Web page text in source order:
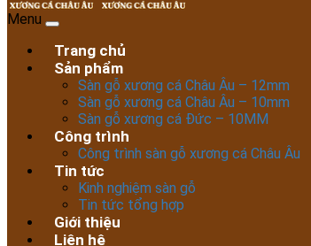
Menu
Trang chủ
Sản phẩm
Sàn gỗ xương cá Châu Âu – 12mm
Sàn gỗ xương cá Châu Âu – 10mm
Sàn gỗ xương cá Đức – 10MM
Công trình
Công trình sàn gỗ xương cá Châu Âu
Tin tức
Kinh nghiệm sàn gỗ
Tin tức tổng hợp
Giới thiệu
Liên hệ